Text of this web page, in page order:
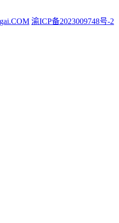
渝ICP备2023009748号-2